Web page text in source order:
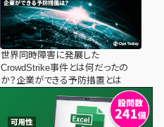
世界同時障害に発展した
CrowdStrike事件とは何だったの
か？企業ができる予防措置とは